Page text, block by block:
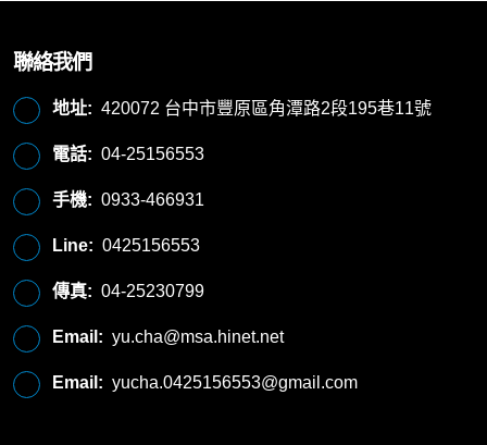
聯絡我們
地址: 420072 台中市豐原區角潭路2段195巷11號
電話: 04-25156553
手機: 0933-466931
Line: 0425156553
傳真: 04-25230799
Email: yu.cha@msa.hinet.net
Email: yucha.0425156553@gmail.com